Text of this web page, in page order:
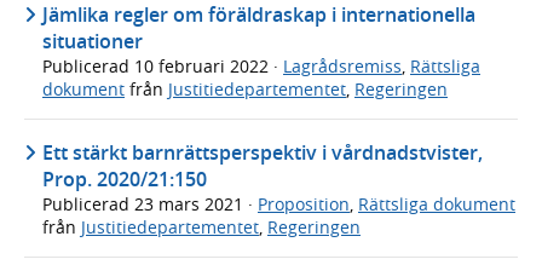
Jämlika regler om föräldraskap i internationella
situationer
Publicerad 10 februari 2022 · Lagrådsremiss, Rättsliga
dokument från Justitiedepartementet, Regeringen
Ett stärkt barnrättsperspektiv i vårdnadstvister,
Prop. 2020/21:150
Publicerad 23 mars 2021 · Proposition Rättsliga dokument
från Justitiedepartementet Regeringen